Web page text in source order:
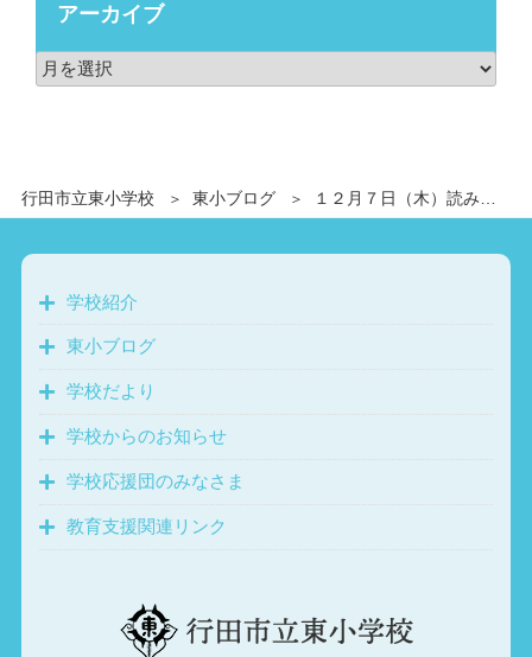
行田市立東小学校 東小ブログ １２月７日（木）読み聞かせ
アーカイブ
学校紹介
東小ブログ
学校だより
学校からのお知らせ
学校応援団のみなさま
教育支援関連リンク